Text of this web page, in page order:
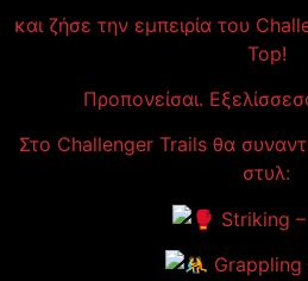
και ζήσε την εμπειρία του
Top!
Προπονείσαι.
Στο Challenger Trails θα
στυλ:
Striking
Grappling